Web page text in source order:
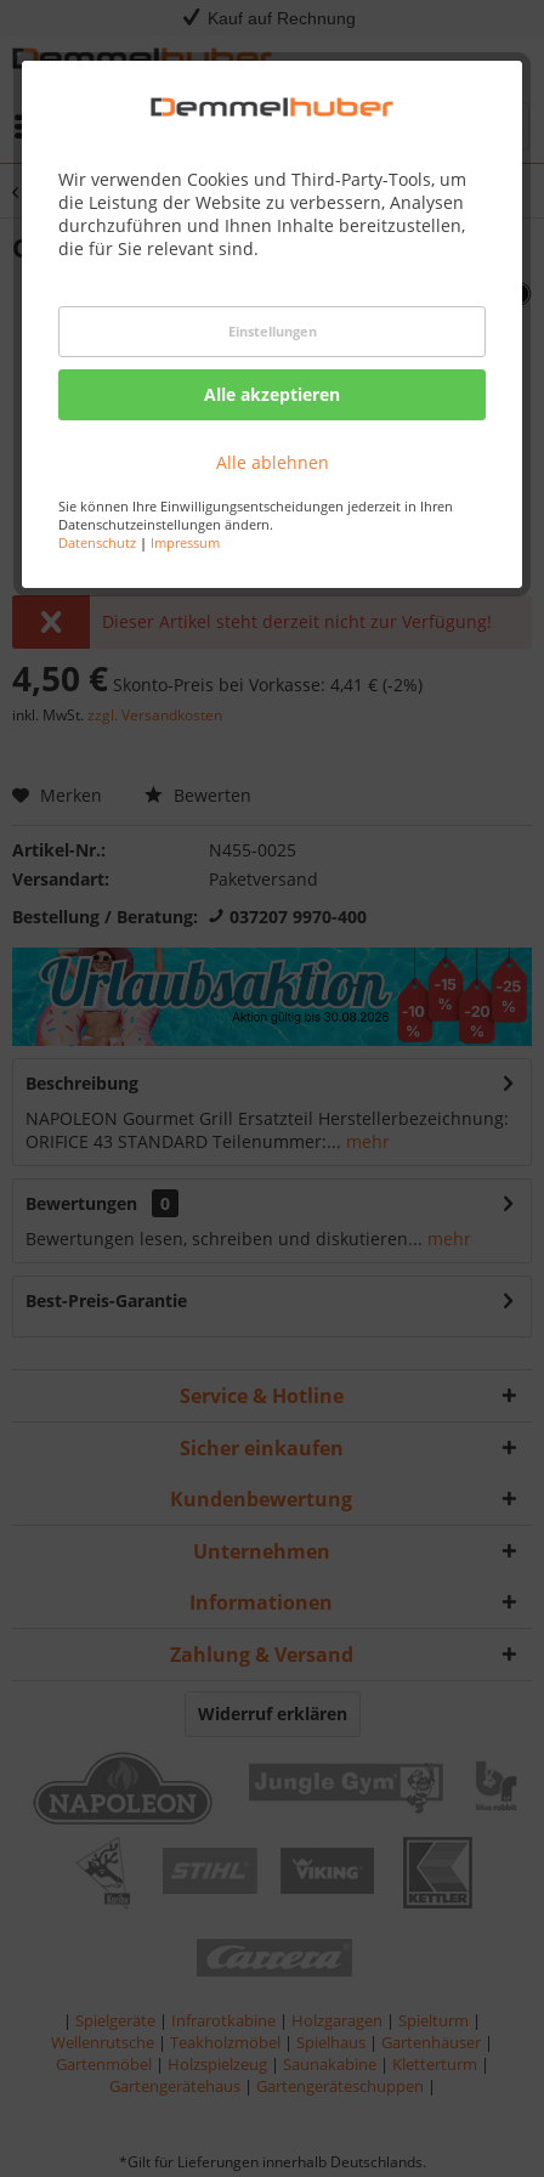
Kauf auf Rechnung
Wir verwenden Cookies und Third-Party-Tools, um
die Leistung der Website zu verbessern, Analysen
durchzuführen und Ihnen Inhalte bereitzustellen,
die für Sie relevant sind.
Einstellungen
Alle akzeptieren
Alle ablehnen
Sie können Ihre Einwilligungsentscheidungen jederzeit in Ihren
Datenschutzeinstellungen ändern.
Datenschutz| Impressum
Übersicht Sonstige Ersatzteile
ORIFICE 43 STANDARD #N455-0025
Dieser Artikel steht derzeit nicht zur Verfügung!
4,50 € Skonto-Preis bei Vorkasse: 4,41 € (-2%)
inkl. MwSt. zzgl. Versandkosten
Merken Bewerten
Artikel-Nr.:
N455-0025
Versandart:
Paketversand
Bestellung / Beratung:
037207 9970-400
Beschreibung
NAPOLEON Gourmet Grill Ersatzteil Herstellerbezeichnung:
ORIFICE 43 STANDARD Teilenummer:... mehr
Bewertungen
0
Bewertungen lesen, schreiben und diskutieren... mehr
Best-Preis-Garantie
Service & Hotline
Sicher einkaufen
Kundenbewertung
Unternehmen
Informationen
Zahlung & Versand
Widerruf erklären
| Spielgeräte | Infrarotkabine | Holzgaragen | Spielturm |
Wellenrutsche | Teakholzmöbel | Spielhaus | Gartenhäuser |
Gartenmöbel | Holzspielzeug | Saunakabine | Kletterturm |
Gartengerätehaus | Gartengeräteschuppen |
*Gilt für Lieferungen innerhalb Deutschlands.